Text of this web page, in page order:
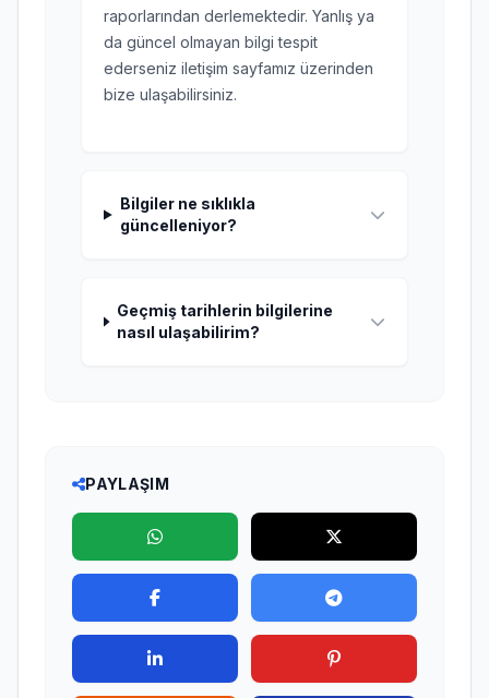
raporlarından derlemektedir. Yanlış ya
da güncel olmayan bilgi tespit
ederseniz iletişim sayfamız üzerinden
bize ulaşabilirsiniz.
Bilgiler ne sıklıkla
güncelleniyor?
Geçmiş tarihlerin bilgilerine
nasıl ulaşabilirim?
PAYLAŞIM